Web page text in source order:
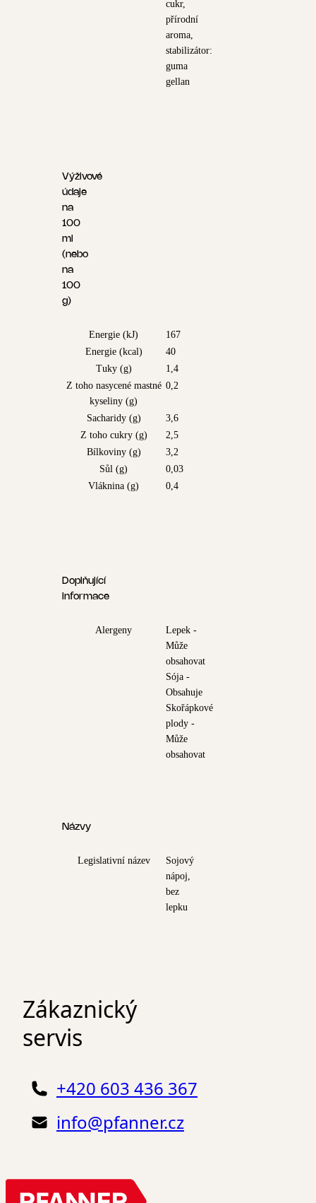
cukr,
přírodní
aroma,
stabilizátor:
guma
gellan
Výživové
údaje
na
100
ml
(nebo
na
100
g)
Energie (kJ)
167
Energie (kcal)
40
Tuky (g)
1,4
Z toho nasycené mastné
kyseliny (g)
0,2
Sacharidy (g)
3,6
Z toho cukry (g)
2,5
Bílkoviny (g)
3,2
Sůl (g)
0,03
Vláknina (g)
0,4
Doplňující
informace
Alergeny
Lepek -
Může
obsahovat
Sója -
Obsahuje
Skořápkové
plody -
Může
obsahovat
Názvy
Legislativní název
Sojový
nápoj,
bez
lepku
Zákaznický
servis
+420 603 436 367
info@pfanner.cz